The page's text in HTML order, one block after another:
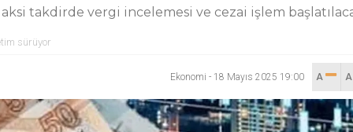
Marşı’nın Kabulünün 105. Yılı Mesajı
ilgili düzenleme görüşülüyor
Tartışması: Belediye Başkanı Özlü’ye Yönelik Sözlere
takdirde vergi incelemesi ve cezai işlem
sürüyor
Ekonomi - 18 Mayıs 2025 19:00 A